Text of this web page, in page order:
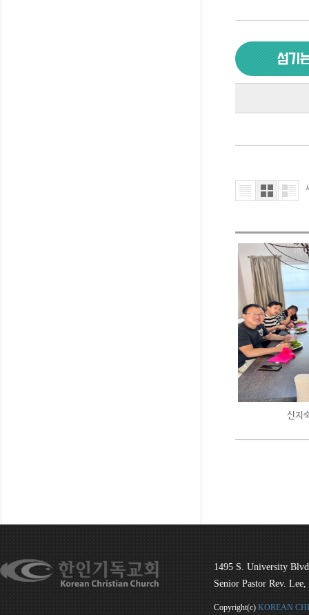
신지
1495 S. University
Senior Pastor Rev.
Copyright(c) KOREAN